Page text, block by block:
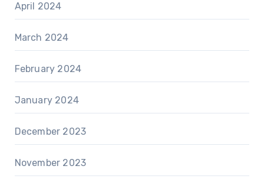
April 2024
March 2024
February 2024
January 2024
December 2023
November 2023